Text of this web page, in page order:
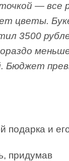
— все
цветы.
3500
Бюджет
подарка и
придумав